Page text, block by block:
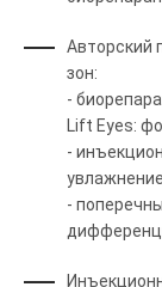
Авторский
зон:
-
Lift Eyes:
-
-